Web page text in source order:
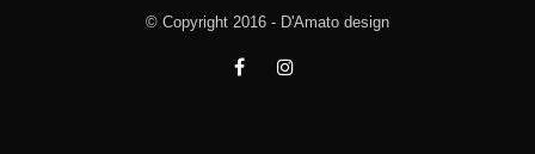
© Copyright 2016 - D'Amato design